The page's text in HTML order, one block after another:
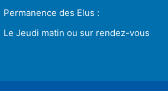
Permanence des Elus :
Le Jeudi matin ou sur rendez-vous